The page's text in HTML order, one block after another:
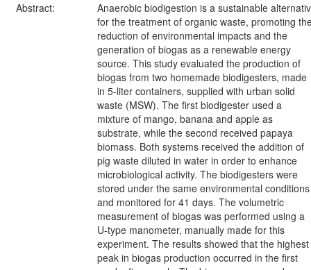
Abstract:
Anaerobic biodigestion is a sustainable
for the treatment of organic waste, promoting
reduction of environmental impacts and the
generation of biogas as a renewable energy
source. This study evaluated the production of
biogas from two homemade biodigesters, made
in 5-liter containers, supplied with urban solid
waste (MSW). The first biodigester used a
mixture of mango, banana and apple as
substrate, while the second received papaya
biomass. Both systems received the addition of
pig waste diluted in water in order to enhance
microbiological activity. The biodigesters were
stored under the same environmental conditions
and monitored for 41 days. The volumetric
measurement of biogas was performed using a
U-type manometer, manually made for this
experiment. The results showed that the highest
peak in biogas production occurred in the first